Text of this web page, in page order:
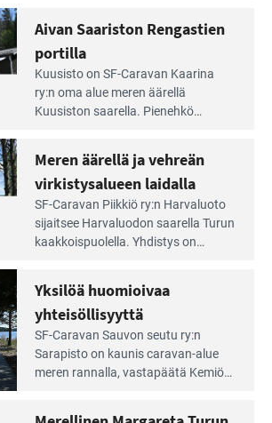
tarjoaa ympäris­töineen kauniit
maisemat ja loistavat virkistäytymis­
mahdollisuudet.
Aivan Saariston Rengastien
portilla
Kuusisto on SF-Caravan Kaarina
ry:n oma alue meren äärellä
Kuusiston saarella. Pie­nehkö
Meren äärellä ja vehreän
virkistysalueen laidalla
SF-Caravan Piikkiö ry:n Harvaluoto
sijait­see Harvaluodon saarella Turun
kaakkois­puolella. Yhdistys on
virkistysalueesta.
Yksilöä huomioivaa
yhteisöllisyyttä
SF-Caravan Sauvon seutu ry:n
Sarapisto on kaunis caravan-alue
meren rannalla, vasta­päätä Kemiön